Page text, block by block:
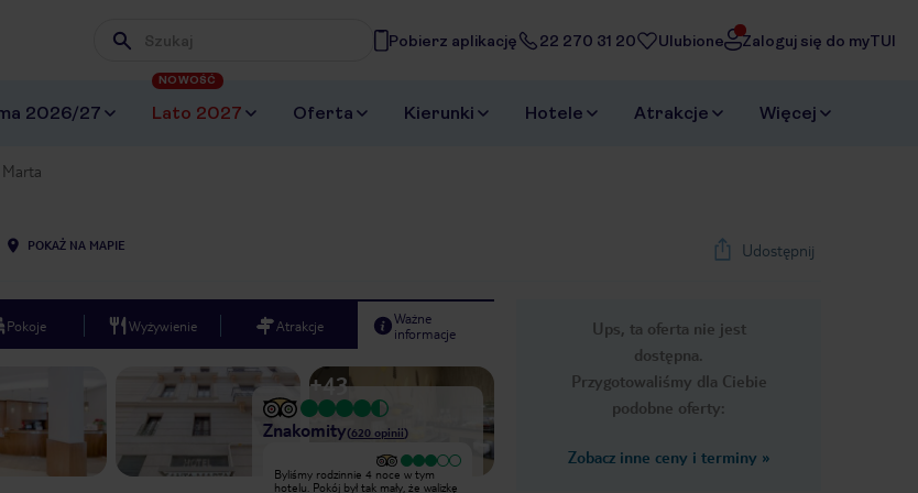
Wpisz frazę, której szukasz
Pobierz aplikację 22 270 31 20 Ulubione Zaloguj się do myTUI
2026/27 Lato 2027
NOWOŚĆ
Oferta Kierunki Hotele Atrakcje Więcej
POKAŻ NA MAPIE Udostępnij
Ups, ta oferta nie jest
dostępna.
Przygotowaliśmy dla Ciebie
podobne oferty:
Zobacz inne ceny i terminy »
Pokoje Wyżywienie Atrakcje
Ważne
informacje
Next slide
1/49
+43
Znakomity(620 opinii)
Byliśmy rodzinnie 4 noce w tym
Byliśmy rodzinnie 4 noce w tym
hotelu. Pokój był tak mały, że walizkę